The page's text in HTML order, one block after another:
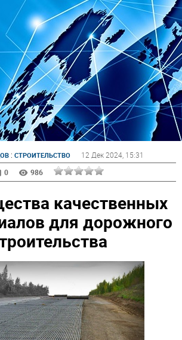
: СТРОИТЕЛЬСТВО 12 Дек 2024, 15:31
0
986
качественных
для дорожного